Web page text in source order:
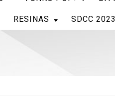
RESINAS SDCC 2023